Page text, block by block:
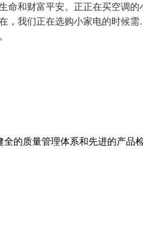
和财富平安。正正在买空调
，我们正在选购小家电的时候
的质量管理体系和先进的产品